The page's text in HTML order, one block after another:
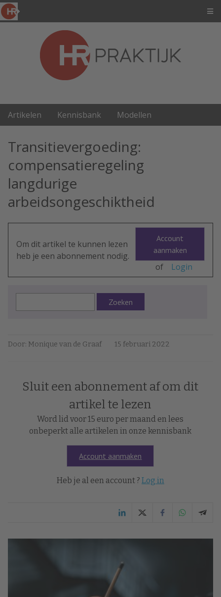
Artikelen Kennisbank Modellen
Transitievergoeding:
compensatieregeling
langdurige
arbeidsongeschiktheid
Om dit artikel te kunnen lezen
heb je een abonnement nodig.
Account
aanmaken
of Login
Zoeken
Door: Monique van de Graaf 15 februari 2022
Sluit een abonnement af om dit
artikel te lezen
Word lid voor 15 euro per maand en lees
onbeperkt alle artikelen in onze kennisbank
Account aanmaken
Heb je al een account ? Log in